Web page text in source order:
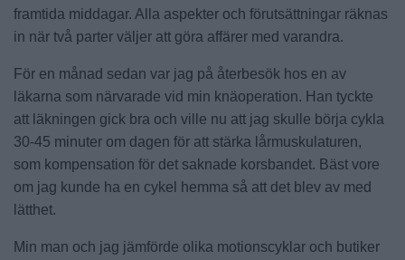
framtida middagar. Alla aspekter och förutsättningar räknas
in när två parter väljer att göra affärer med varandra.
För en månad sedan var jag på återbesök hos en av
läkarna som närvarade vid min knäoperation. Han tyckte
att läkningen gick bra och ville nu att jag skulle börja cykla
30-45 minuter om dagen för att stärka lårmuskulaturen,
som kompensation för det saknade korsbandet. Bäst vore
om jag kunde ha en cykel hemma så att det blev av med
lätthet.
Min man och jag jämförde olika motionscyklar och butiker